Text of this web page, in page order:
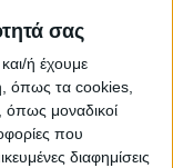
σας
ή έχουμε
όπως τα cookies,
όπως μοναδικοί
που
διαφημίσεις